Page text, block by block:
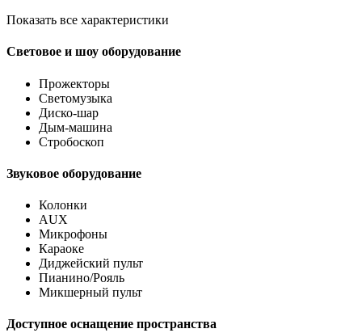
Показать все характеристики
Световое и шоу оборудование
Прожекторы
Светомузыка
Диско-шар
Дым-машина
Стробоскоп
Звуковое оборудование
Колонки
AUX
Микрофоны
Караоке
Диджейский пульт
Пианино/Рояль
Микшерный пульт
Доступное оснащение пространства